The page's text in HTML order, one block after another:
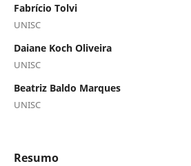
Fabrício Tolvi
UNISC
Daiane Koch Oliveira
UNISC
Beatriz Baldo Marques
UNISC
Resumo